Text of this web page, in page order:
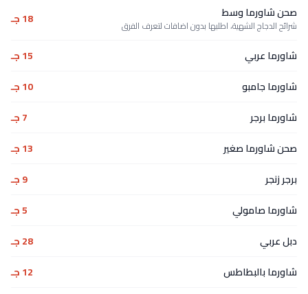
صحن شاورما وسط
شرائح الدجاج الشهية، اطلبها بدون اضافات لتعرف الفرق 18 جـ
شاورما عربي
15 جـ
شاورما جامبو
10 جـ
شاورما برجر
7 جـ
صحن شاورما صغير
13 جـ
برجر زنجر
9 جـ
شاورما صامولي
5 جـ
دبل عربي
28 جـ
شاورما بالبطاطس
12 جـ